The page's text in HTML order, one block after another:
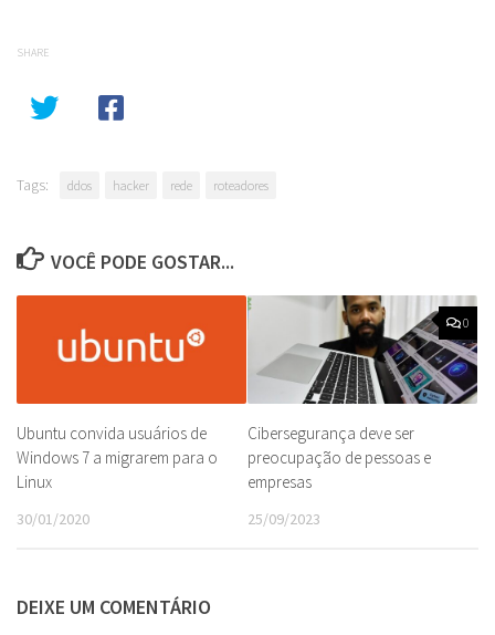
SHARE
Tags: ddos hacker rede roteadores
VOCÊ PODE GOSTAR...
Ubuntu convida usuários de
Windows 7 a migrarem para o
Linux
30/01/2020
0
Cibersegurança deve ser
preocupação de pessoas e
empresas
25/09/2023
DEIXE UM COMENTÁRIO